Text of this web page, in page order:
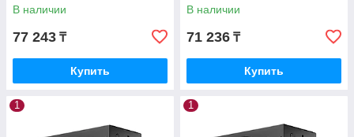
В наличии
77 243 ₸
Купить
В наличии
71 236 ₸
Купить
1 1